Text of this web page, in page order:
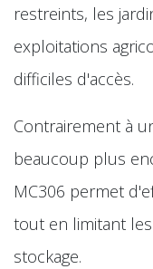
restreints, les
exploitations
difficiles d'accès.
Contrairement à
beaucoup plus
MC306 permet
tout en limitant
stockage.